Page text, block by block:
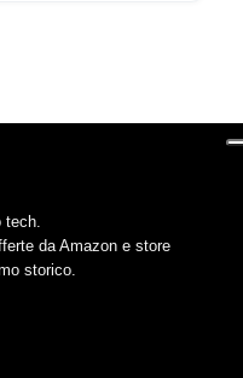
tech.
da Amazon e store
storico.